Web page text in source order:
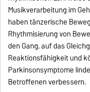
Musikverarbeitung im
haben tänzerische
Rhythmisierung von
den Gang, auf das
Reaktionsfähigkeit und
Parkinsonsymptome
Betroffenen verbessern.